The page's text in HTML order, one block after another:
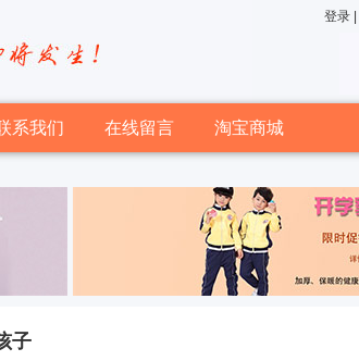
登录|
系我们 在线留言 淘宝商城
子